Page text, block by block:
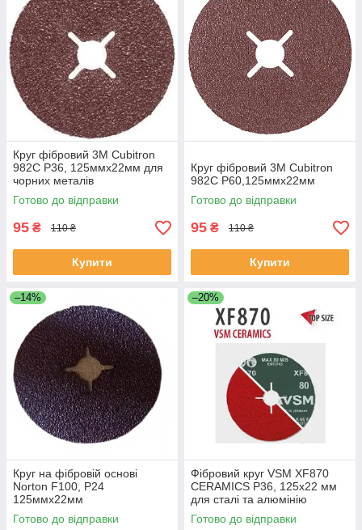
Круг фібровий 3М Cubitron
982C P36, 125ммх22мм для
чорних металів
Готово до відправки
95 ₴ 110 ₴
Купити
Круг фібровий 3М Cubitron
982C P60,125ммх22мм
Готово до відправки
95 ₴ 110 ₴
Купити
–14%
Круг на фібровій основі
Norton F100, P24
125ммx22мм
Готово до відправки
–20%
Фібровий круг VSM XF870
CERAMICS Р36, 125х22 мм
для сталі та алюмінію
Готово до відправки